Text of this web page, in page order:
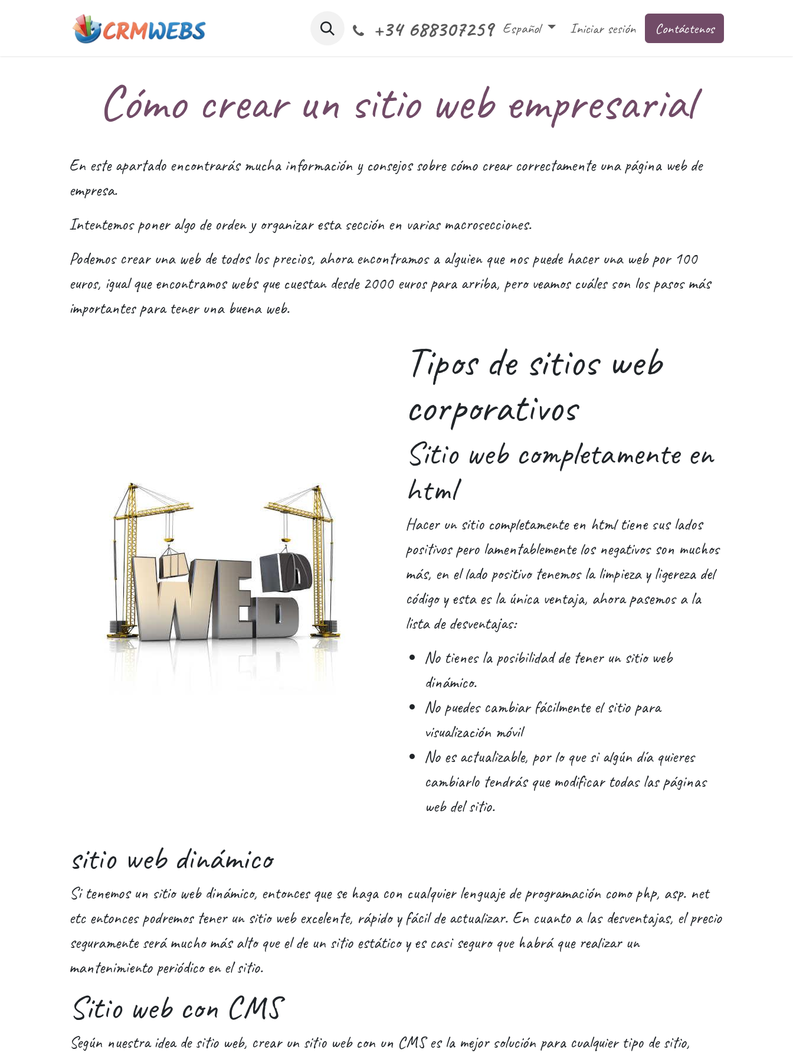
Ir al contenido
Nuestros servicios CRM software Espacio web empresarial Software de gestion ERP
+34 688307259 Español Iniciar sesión Contáctenos
Cómo crear un sitio web empresarial
En este apartado encontrarás mucha información y consejos sobre cómo crear correctamente una página web de
empresa.
Intentemos poner algo de orden y organizar esta sección en varias macrosecciones.
Podemos crear una web de todos los precios, ahora encontramos a alguien que nos puede hacer una web por 100
euros, igual que encontramos webs que cuestan desde 2000 euros para arriba, pero veamos cuáles son los pasos más
importantes para tener una buena web.
Tipos de sitios web
corporativos
Sitio web completamente en
html
Hacer un sitio completamente en html tiene sus lados
positivos pero lamentablemente los negativos son muchos
más, en el lado positivo tenemos la limpieza y ligereza del
código y esta es la única ventaja, ahora pasemos a la
lista de desventajas:
No tienes la posibilidad de tener un sitio web
dinámico.
No puedes cambiar fácilmente el sitio para
visualización móvil
No es actualizable, por lo que si algún día quieres
cambiarlo tendrás que modificar todas las páginas
web del sitio.
sitio web dinámico
Si tenemos un sitio web dinámico, entonces que se haga con cualquier lenguaje de programación como php, asp. net
etc entonces podremos tener un sitio web excelente, rápido y fácil de actualizar. En cuanto a las desventajas, el precio
seguramente será mucho más alto que el de un sitio estático y es casi seguro que habrá que realizar un
mantenimiento periódico en el sitio.
Sitio web con CMS
Según nuestra idea de sitio web, crear un sitio web con un CMS es la mejor solución para cualquier tipo de sitio,